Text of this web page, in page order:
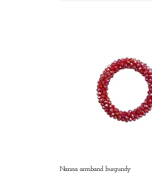
Nanna armband burgundy